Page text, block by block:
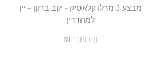
מבצע 3 מרלו קלאסיק - יקב ברקן – יין
למהדרין
מחיר